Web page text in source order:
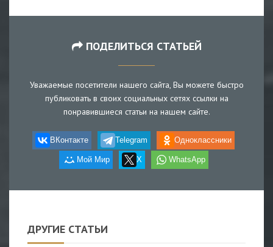
ПОДЕЛИТЬСЯ СТАТЬЕЙ
Уважаемые посетители нашего сайта, Вы можете быстро
публиковать в своих социальных сетях ссылки на
понравившиеся статьи на нашем сайте.
ВКонтакте Telegram Одноклассники
Мой Мир X WhatsApp
ДРУГИЕ СТАТЬИ